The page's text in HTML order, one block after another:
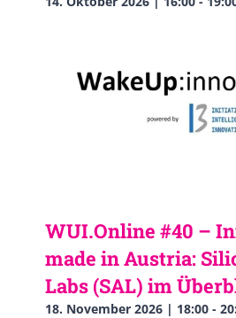
WUI.Online #40 –
made in Austria:
Labs (SAL) im
18. November 2026 | 18:00 -